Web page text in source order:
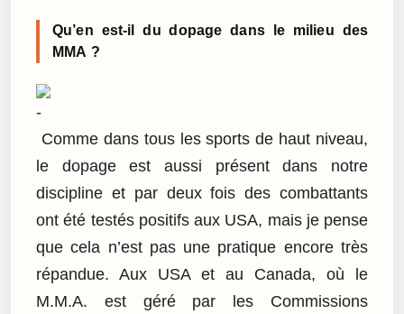
Qu’en est-il du dopage dans le milieu des
MMA ?
Comme dans tous les sports de haut niveau,
le dopage est aussi présent dans notre
discipline et par deux fois des combattants
ont été testés positifs aux USA, mais je pense
que cela n’est pas une pratique encore très
répandue. Aux USA et au Canada, où le
M.M.A. est géré par les Commissions